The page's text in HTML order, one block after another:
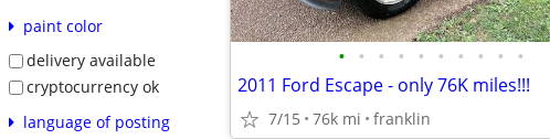
paint color
delivery available
cryptocurrency ok
language of posting
• • • • • • • • • •
2011 Ford Escape - only 76K miles!!!
7/15 76k mi franklin